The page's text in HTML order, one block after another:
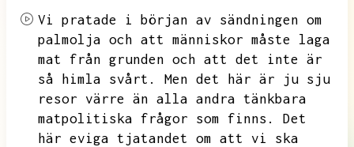
Vi pratade i början av sändningen om
palmolja och att människor måste laga
mat från grunden och att det inte är
så himla svårt.
Men det här är ju sju
resor värre än alla andra tänkbara
matpolitiska frågor som finns.
Det
här eviga tjatandet om att vi ska